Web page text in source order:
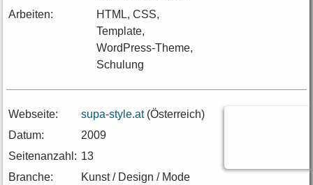
Arbeiten:
HTML, CSS,
Template,
WordPress-Theme,
Schulung
Webseite: supa-style.at(Österreich)
Datum:
2009
Seitenanzahl: 13
Branche:
Kunst / Design / Mode